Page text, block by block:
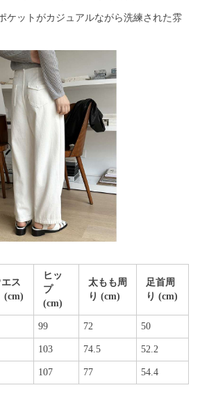
ケットがカジュアルながら洗練された雰
エス
(cm)
ヒッ
プ
(cm)
太もも周
り (cm)
足首周
り (cm)
99 72 50
103 74.5 52.2
107 77 54.4